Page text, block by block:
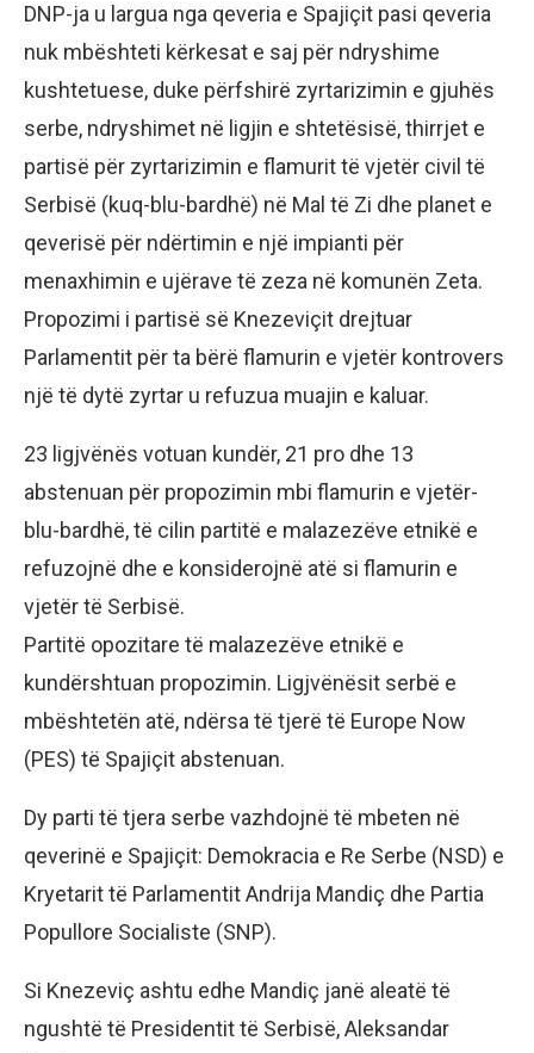
DNP-ja u largua nga qeveria e Spajiçit pasi qeveria
nuk mbështeti kërkesat e saj për ndryshime
kushtetuese, duke përfshirë zyrtarizimin e gjuhës
serbe, ndryshimet në ligjin e shtetësisë, thirrjet e
partisë për zyrtarizimin e flamurit të vjetër civil të
Serbisë (kuq-blu-bardhë) në Mal të Zi dhe planet e
qeverisë për ndërtimin e një impianti për
menaxhimin e ujërave të zeza në komunën Zeta.
Propozimi i partisë së Knezeviçit drejtuar
Parlamentit për ta bërë flamurin e vjetër kontrovers
një të dytë zyrtar u refuzua muajin e kaluar.
23 ligjvënës votuan kundër, 21 pro dhe 13
abstenuan për propozimin mbi flamurin e vjetër-
blu-bardhë, të cilin partitë e malazezëve etnikë e
refuzojnë dhe e konsiderojnë atë si flamurin e
vjetër të Serbisë.
Partitë opozitare të malazezëve etnikë e
kundërshtuan propozimin. Ligjvënësit serbë e
mbështetën atë, ndërsa të tjerë të Europe Now
(PES) të Spajiçit abstenuan.
Dy parti të tjera serbe vazhdojnë të mbeten në
qeverinë e Spajiçit: Demokracia e Re Serbe (NSD) e
Kryetarit të Parlamentit Andrija Mandiç dhe Partia
Popullore Socialiste (SNP).
Si Knezeviç ashtu edhe Mandiç janë aleatë të
ngushtë të Presidentit të Serbisë, Aleksandar